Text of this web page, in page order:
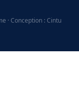
· Conception : Cintu